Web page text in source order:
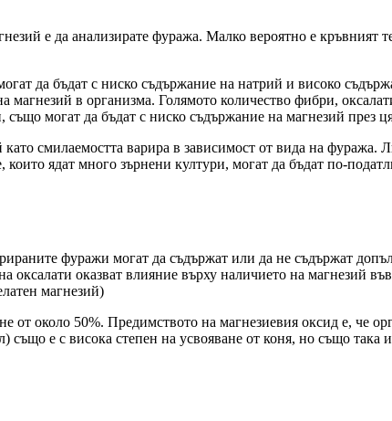
е да анализирате фуража. Малко вероятно е кръвният
да бъдат с ниско съдържание на натрий и високо
магнезий в организма. Голямото количество фибри,
могат да бъдат с ниско съдържание на магнезий през
смилаемостта варира в зависимост от вида на фуража.
ядат много зърнени култури, могат да бъдат по-
фуражи могат да съдържат или да не съдържат
оксалати оказват влияние върху наличието на магнезий
магнезий)
около 50%. Предимството на магнезиевия оксид е, че
също е с висока степен на усвояване от коня, но също така